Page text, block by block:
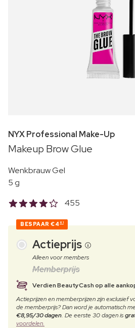
NYX Professional Make-Up
Makeup Brow Glue
Wenkbrauw Gel
5 g
455
BESPAAR €4 61
Actieprijs
Alleen voor members
Memberprijs
Verdien BeautyCash op alle
Actieprijzen en memberprijzen zijn exclusief
de memberprijs? Dan word je automatisch
€8,95/30 dagen. De eerste 30 dagen is
voordelen.